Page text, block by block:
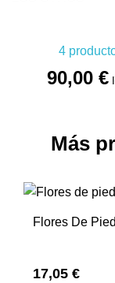
4
90,00 €
Más
Flores De
17,05 €